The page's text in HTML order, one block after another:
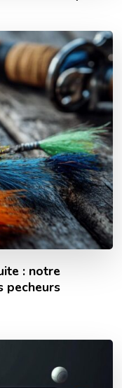
: notre
pecheurs